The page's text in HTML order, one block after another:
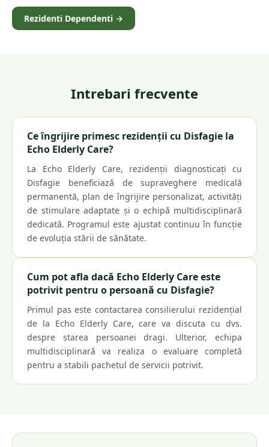
Rezidenti Dependenti →
Intrebari frecvente
Ce îngrijire primesc rezidenții cu Disfagie la
Echo Elderly Care?
La Echo Elderly Care, rezidenții diagnosticați cu
Disfagie beneficiază de supraveghere medicală
permanentă, plan de îngrijire personalizat, activități
de stimulare adaptate și o echipă multidisciplinară
dedicată. Programul este ajustat continuu în funcție
de evoluția stării de sănătate.
Cum pot afla dacă Echo Elderly Care este
potrivit pentru o persoană cu Disfagie?
Primul pas este contactarea consilierului rezidențial
de la Echo Elderly Care, care va discuta cu dvs.
despre starea persoanei dragi. Ulterior, echipa
multidisciplinară va realiza o evaluare completă
pentru a stabili pachetul de servicii potrivit.